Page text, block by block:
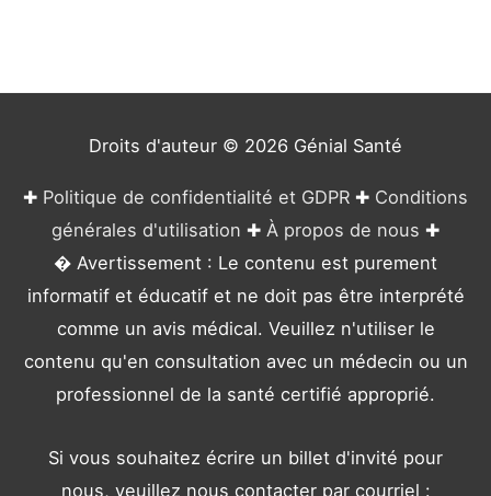
Droits d'auteur © 2026 Génial Santé
✚ Politique de confidentialité et GDPR ✚ Conditions
générales d'utilisation ✚ À propos de nous ✚
� Avertissement : Le contenu est purement
informatif et éducatif et ne doit pas être interprété
comme un avis médical. Veuillez n'utiliser le
contenu qu'en consultation avec un médecin ou un
professionnel de la santé certifié approprié.
Si vous souhaitez écrire un billet d'invité pour
nous, veuillez nous contacter par courriel :